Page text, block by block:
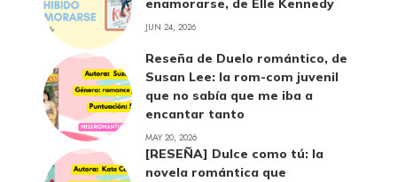
enamorarse, de Elle Kennedy
JUN 24, 2026
Reseña de Duelo romántico, de
Susan Lee: la rom-com juvenil
que no sabía que me iba a
encantar tanto
MAY 20, 2026
[RESEÑA] Dulce como tú: la
novela romántica que